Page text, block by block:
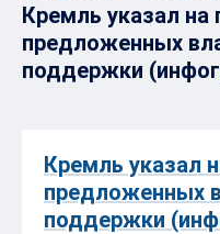
Кремль указал
предложенных
поддержки
Кремль указал
предложенных
поддержки